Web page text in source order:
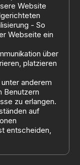
Website
- So
Webseite ein
über
platzieren
anderem
Benutzern
zu erlangen.
auf
entscheiden,